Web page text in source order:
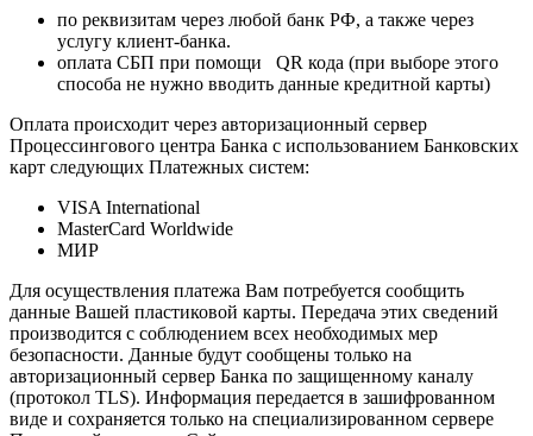
по реквизитам через любой банк РФ, а также через
услугу клиент-банка.
оплата СБП при помощи QR кода (при выборе этого
способа не нужно вводить данные кредитной карты)
Оплата происходит через авторизационный сервер
Процессингового центра Банка с использованием Банковских
карт следующих Платежных систем:
VISA International
MasterCard Worldwide
МИР
Для осуществления платежа Вам потребуется сообщить
данные Вашей пластиковой карты. Передача этих сведений
производится с соблюдением всех необходимых мер
безопасности. Данные будут сообщены только на
авторизационный сервер Банка по защищенному каналу
(протокол TLS). Информация передается в зашифрованном
виде и сохраняется только на специализированном сервере